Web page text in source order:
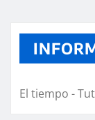
El tiempo -